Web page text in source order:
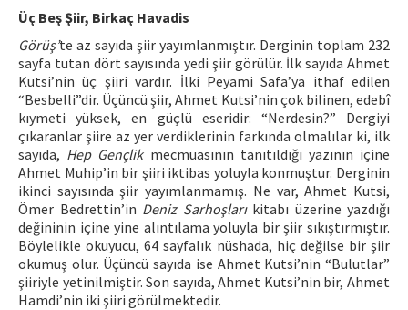
Üç Beş Şiir, Birkaç Havadis
Görüş’te az sayıda şiir yayımlanmıştır. Derginin toplam 232
sayfa tutan dört sayısında yedi şiir görülür. İlk sayıda Ahmet
Kutsi’nin üç şiiri vardır. İlki Peyami Safa’ya ithaf edilen
“Besbelli”dir. Üçüncü şiir, Ahmet Kutsi’nin çok bilinen, edebî
kıymeti yüksek, en güçlü eseridir: “Nerdesin?” Dergiyi
çıkaranlar şiire az yer verdiklerinin farkında olmalılar ki, ilk
sayıda, Hep Gençlikmecmuasının tanıtıldığı yazının içine
Ahmet Muhip’in bir şiiri iktibas yoluyla konmuştur. Derginin
ikinci sayısında şiir yayımlanmamış. Ne var, Ahmet Kutsi,
Ömer Bedrettin’in Deniz Sarhoşlarıkitabı üzerine yazdığı
değininin içine yine alıntılama yoluyla bir şiir sıkıştırmıştır.
Böylelikle okuyucu, 64 sayfalık nüshada, hiç değilse bir şiir
okumuş olur. Üçüncü sayıda ise Ahmet Kutsi’nin “Bulutlar”
şiiriyle yetinilmiştir. Son sayıda, Ahmet Kutsi’nin bir, Ahmet
Hamdi’nin iki şiiri görülmektedir.